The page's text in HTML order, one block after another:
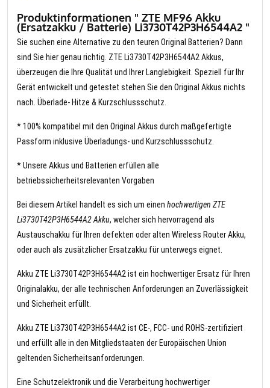
Produktinformationen " ZTE MF96 Akku
(Ersatzakku / Batterie) Li3730T42P3H6544A2 "
Sie suchen eine Alternative zu den teuren Original Batterien? Dann
sind Sie hier genau richtig. ZTE Li3730T42P3H6544A2 Akkus,
überzeugen die Ihre Qualität und Ihrer Langlebigkeit. Speziell für Ihr
Gerät entwickelt und getestet stehen Sie den Original Akkus nichts
nach. Überlade- Hitze & Kurzschlussschutz.
* 100% kompatibel mit den Original Akkus durch maßgefertigte
Passform inklusive Überladungs- und Kurzschlussschutz.
* Unsere Akkus und Batterien erfüllen alle
betriebssicherheitsrelevanten Vorgaben
Bei diesem Artikel handelt es sich um einen hochwertigen ZTE
Li3730T42P3H6544A2 Akku, welcher sich hervorragend als
Austauschakku für Ihren defekten oder alten Wireless Router Akku,
oder auch als zusätzlicher Ersatzakku für unterwegs eignet.
Akku ZTE Li3730T42P3H6544A2 ist ein hochwertiger Ersatz für Ihren
Originalakku, der alle technischen Anforderungen an Zuverlässigkeit
und Sicherheit erfüllt.
Akku ZTE Li3730T42P3H6544A2 ist CE-, FCC- und ROHS-zertifiziert
und erfüllt alle in den Mitgliedstaaten der Europäischen Union
geltenden Sicherheitsanforderungen.
Eine Schutzelektronik und die Verarbeitung hochwertiger